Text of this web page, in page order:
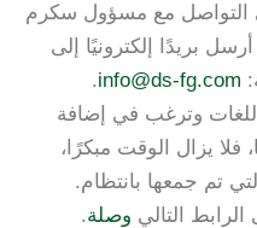
مع مسؤول سكرم
بريدًا إلكترونيًا إلى
info@ds-
.
وترغب في إضافة
يزال الوقت مبكرًا،
تم جمعها بانتظام.
التاليوصلة.